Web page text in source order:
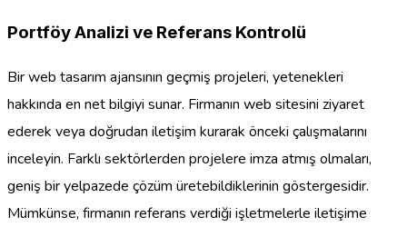
Portföy Analizi ve Referans Kontrolü
Bir web tasarım ajansının geçmiş projeleri, yetenekleri
hakkında en net bilgiyi sunar. Firmanın web sitesini ziyaret
ederek veya doğrudan iletişim kurarak önceki çalışmalarını
inceleyin. Farklı sektörlerden projelere imza atmış olmaları,
geniş bir yelpazede çözüm üretebildiklerinin göstergesidir.
Mümkünse, firmanın referans verdiği işletmelerle iletişime